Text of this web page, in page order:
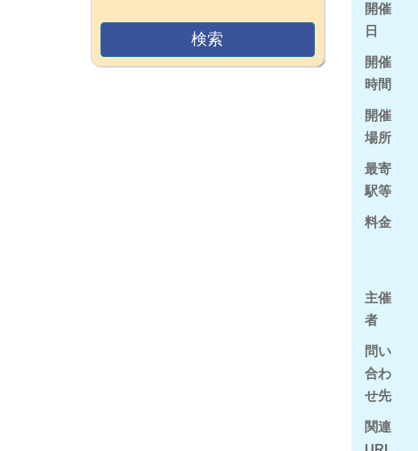
開催
日
開催
時間
開催
場所
最寄
駅等
料金
主催
者
問い
合わ
せ先
関連